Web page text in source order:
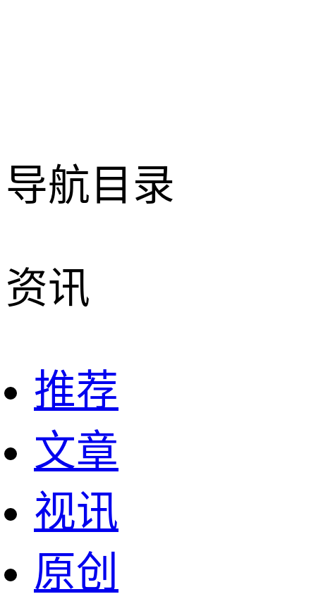
导航目录
资讯
推荐
文章
视讯
原创